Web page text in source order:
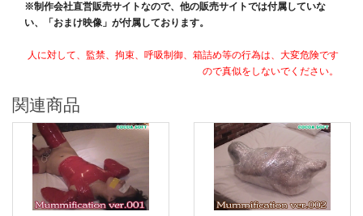
※制作会社直営販売サイトなので、他の販売サイトでは付属していな
い、「おまけ映像」が付属しております。
人に対して、監禁、拘束、呼吸制御、箱詰め等の行為は、大変危険です
ので真似をしないでください。
関連商品